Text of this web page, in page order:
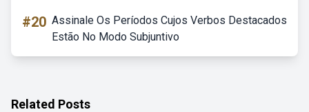
#20 Assinale Os Períodos Cujos Verbos Destacados
Estão No Modo Subjuntivo
Related Posts